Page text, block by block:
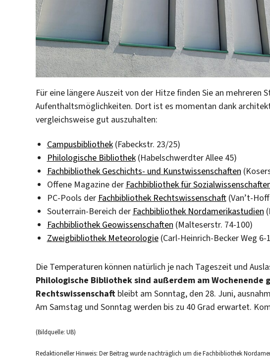
Für eine längere Auszeit von der Hitze finden Sie an
Aufenthaltsmöglichkeiten. Dort ist es momentan dank
vergleichsweise gut auszuhalten:
Campusbibliothek(Fabeckstr. 23/25)
Philologische Bibliothek(Habelschwerdter Allee 45)
Fachbibliothek Geschichts- und Kunstwissenschaften
Offene Magazine der Fachbibliothek für
PC-Pools der Fachbibliothek Rechtswissenschaft(Van’t-
Souterrain-Bereich der Fachbibliothek Nordamerikastudien
Fachbibliothek Geowissenschaften (Malteserstr. 74-100)
Zweigbibliothek Meteorologie(Carl-Heinrich-Becker Weg 6-
Die Temperaturen können natürlich je nach Tageszeit und
Philologische Bibliothek sind außerdem am Wochenende
Rechtswissenschaft bleibt am Sonntag, den 28. Juni,
Am Samstag und Sonntag werden bis zu 40 Grad erwartet.
(Bildquelle: UB)
Redaktioneller Hinweis: Der Beitrag wurde nachträglich um die Fachbibliothek